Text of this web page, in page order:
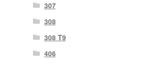
307
308
308 T9
406